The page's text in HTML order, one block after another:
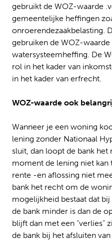
gebruikt de WOZ-waarde
gemeentelijke heffingen
onroerendezaakbelasting.
gebruiken de WOZ-
watersysteemheffing. De
rol in het kader van
in het kader van erfrecht.
WOZ-waarde ook
Wanneer je een woning
lening zonder Nationaal
sluit, dan loopt de bank het
moment de lening niet kan
rente -en aflossing niet
bank het recht om de
mogelijkheid bestaat dat
de bank minder is dan de
blijft dan met een “verlies”
de bank bij het afsluiten